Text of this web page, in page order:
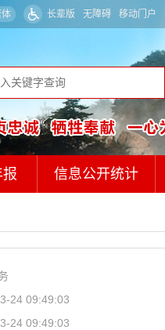
长辈版 无障碍 移动门户
报 信息公开统计
24 09:49:03
24 09:49:03